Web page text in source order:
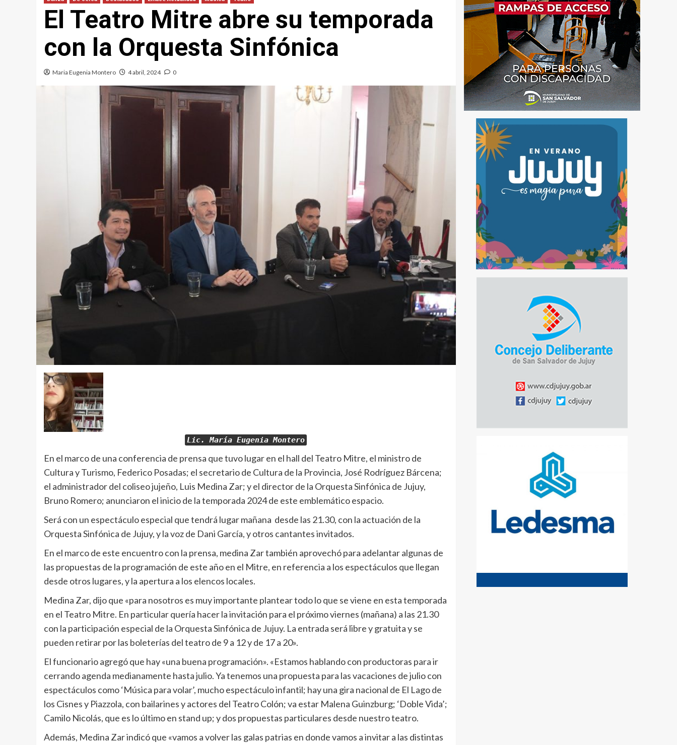
El Teatro Mitre abre su temporada
con la Orquesta Sinfónica
Maria Eugenia Montero 4 abril, 2024 0
Lic. María Eugenia Montero
En el marco de una conferencia de prensa que tuvo lugar en el hall del Teatro Mitre, el ministro de
Cultura y Turismo, Federico Posadas; el secretario de Cultura de la Provincia, José Rodríguez Bárcena;
el administrador del coliseo jujeño, Luis Medina Zar; y el director de la Orquesta Sinfónica de Jujuy,
Bruno Romero; anunciaron el inicio de la temporada 2024 de este emblemático espacio.
Será con un espectáculo especial que tendrá lugar mañana desde las 21.30, con la actuación de la
Orquesta Sinfónica de Jujuy, y la voz de Dani García, y otros cantantes invitados.
En el marco de este encuentro con la prensa, medina Zar también aprovechó para adelantar algunas de
las propuestas de la programación de este año en el Mitre, en referencia a los espectáculos que llegan
desde otros lugares, y la apertura a los elencos locales.
Medina Zar, dijo que «para nosotros es muy importante plantear todo lo que se viene en esta temporada
en el Teatro Mitre. En particular quería hacer la invitación para el próximo viernes (mañana) a las 21.30
con la participación especial de la Orquesta Sinfónica de Jujuy. La entrada será libre y gratuita y se
pueden retirar por las boleterías del teatro de 9 a 12 y de 17 a 20».
El funcionario agregó que hay «una buena programación». «Estamos hablando con productoras para ir
cerrando agenda medianamente hasta julio. Ya tenemos una propuesta para las vacaciones de julio con
espectáculos como ‘Música para volar’, mucho espectáculo infantil; hay una gira nacional de El Lago de
los Cisnes y Piazzola, con bailarines y actores del Teatro Colón; va estar Malena Guinzburg; ‘Doble Vida’;
Camilo Nicolás, que es lo último en stand up; y dos propuestas particulares desde nuestro teatro.
Además, Medina Zar indicó que «vamos a volver las galas patrias en donde vamos a invitar a las distintas